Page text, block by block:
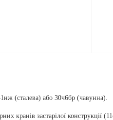
(сталева) або 30ч6бр (чавунна).
кранів застарілої